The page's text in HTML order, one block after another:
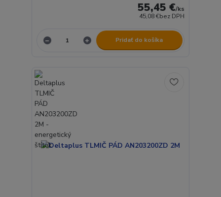
55,45 €/ks
45,08 €bez DPH
Pridať do košíka